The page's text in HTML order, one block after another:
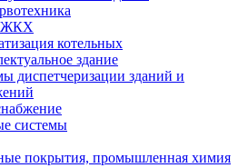
ЖКХ
котельных
здание
диспетчеризации зданий и
системы
покрытия, промышленная химия